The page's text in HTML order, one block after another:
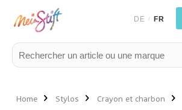
DE / FR
Home Stylos Crayon et charbon